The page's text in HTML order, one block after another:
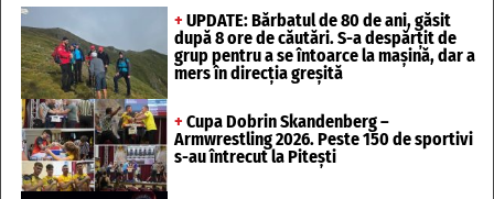
+ UPDATE: Bărbatul de 80 de ani, găsit
după 8 ore de căutări. S-a despărțit de
grup pentru a se întoarce la mașină, dar a
mers în direcția greșită
+ Cupa Dobrin Skandenberg –
Armwrestling 2026. Peste 150 de sportivi
s-au întrecut la Pitești